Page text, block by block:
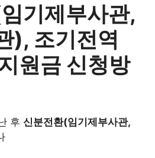
기제부사관,
), 조기전역
원금 신청방
후 신분전환(임기제부사관,